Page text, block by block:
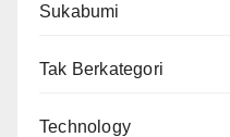
Sukabumi
Tak Berkategori
Technology